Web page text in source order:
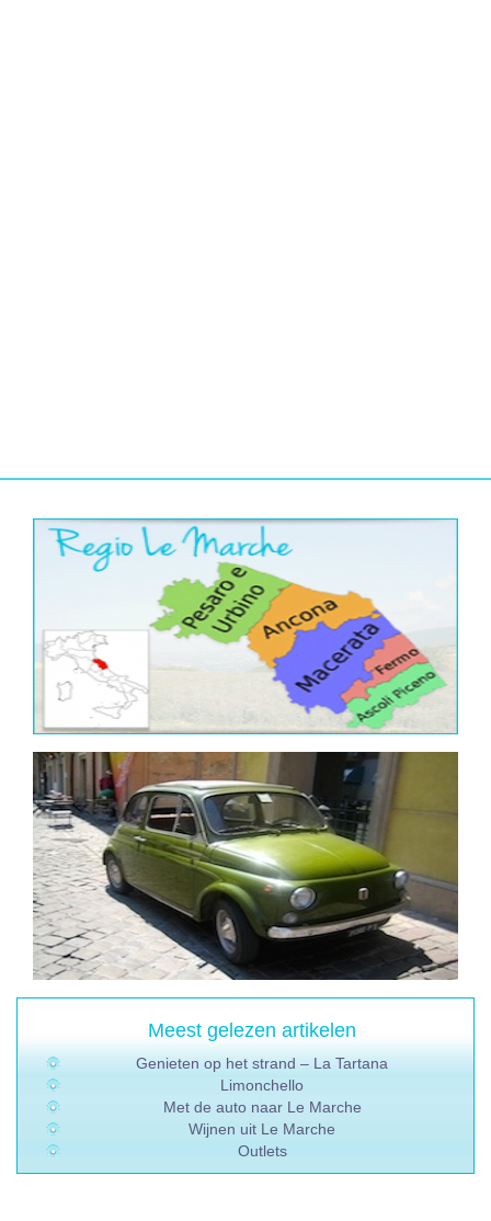
Meest gelezen artikelen
Genieten op het strand – La Tartana
Limonchello
Met de auto naar Le Marche
Wijnen uit Le Marche
Outlets